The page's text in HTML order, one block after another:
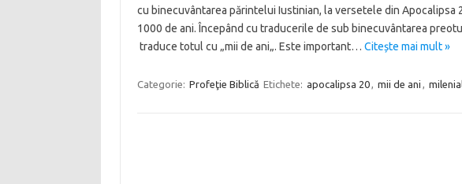
cu binecuvântarea părintelui Iustinian, la versetele din Apocalipsa
1000 de ani. Începând cu traducerile de sub binecuvântarea
traduce totul cu „mii de ani„. Este important… Citește mai mult »
Categorie: Profeţie Biblică Etichete: apocalipsa 20, mii de ani ,